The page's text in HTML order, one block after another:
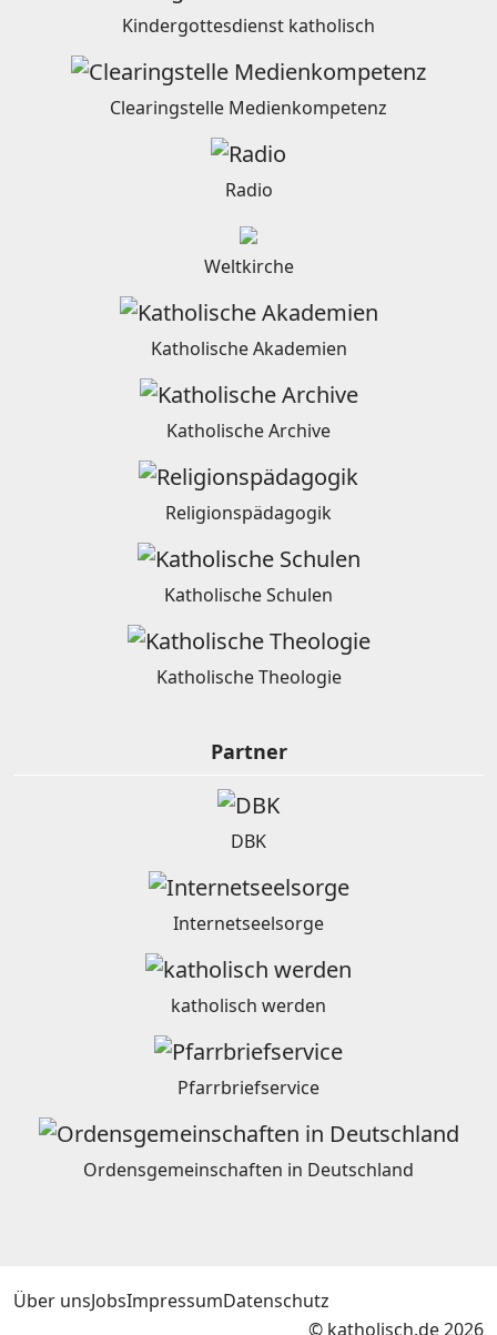
Kindergottesdienst katholisch
Clearingstelle Medienkompetenz
Radio
Weltkirche
Katholische Akademien
Katholische Archive
Religionspädagogik
Katholische Schulen
Katholische Theologie
Partner
DBK
Internetseelsorge
katholisch werden
Pfarrbriefservice
Ordensgemeinschaften in Deutschland
Über unsJobsImpressumDatenschutz
© katholisch.de 2026